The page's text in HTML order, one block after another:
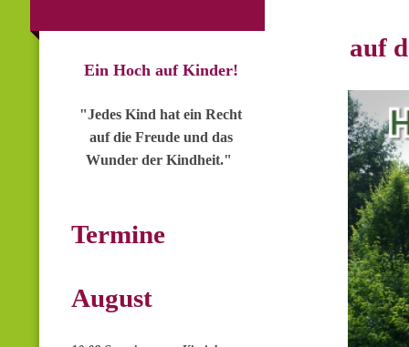
auf
Ein Hoch auf Kinder!
"Jedes Kind hat ein Recht
auf die Freude und das
Wunder der Kindheit."
Termine
August